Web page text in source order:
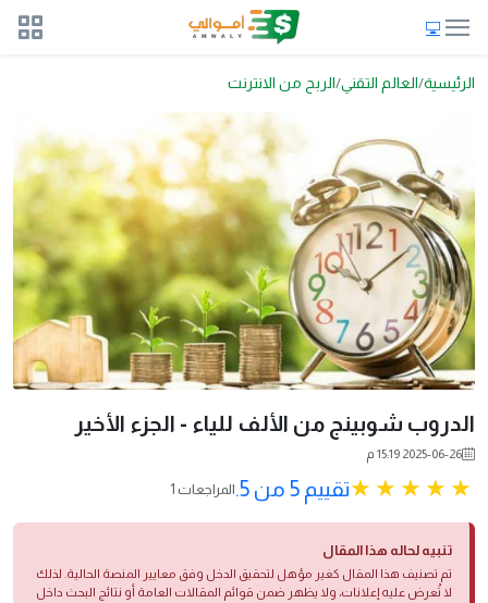
الرئيسية العالم التقني الربح من الانترنت
الدروب شوبينج من الألف للياء - الجزء الأخير
2025-06-26 15:19 م
تقييم 5 من 5. 1 المراجعات
تنبيه لحاله هذا المقال
تم تصنيف هذا المقال كغير مؤهل لتحقيق الدخل وفق معايير المنصة الحالية. لذلك
لا تُعرض عليه إعلانات، ولا يظهر ضمن قوائم المقالات العامة أو نتائج البحث داخل